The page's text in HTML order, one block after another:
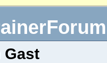
Gast